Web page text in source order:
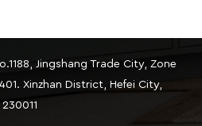
Jingshang Trade City, Zone
Xinzhan District, Hefei City,